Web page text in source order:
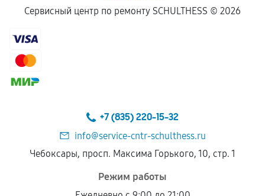
Сервисный центр по ремонту SCHULTHESS © 2026
+7 (835) 220-15-32
info@service-cntr-schulthess.ru
Чебоксары, просп. Максима Горького, 10, стр. 1
Режим работы